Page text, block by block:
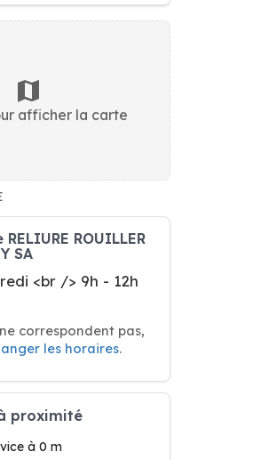
afficher la carte
ROUILLER
SA
<br /> 9h - 12h
correspondent pas,
les horaires.
proximité
à 0 m